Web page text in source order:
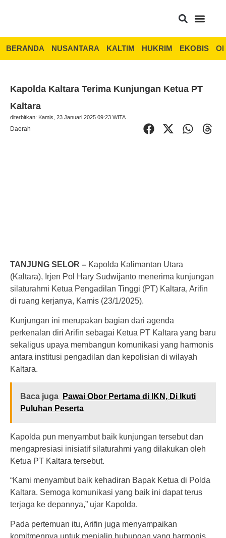
BERANDA NUSANTARA KALTIM HUKRIM EKOBIS
Kapolda Kaltara Terima Kunjungan Ketua PT
Kaltara
diterbitkan: Kamis, 23 Januari 2025 09:23 WITA
Daerah
TANJUNG SELOR – Kapolda Kalimantan Utara
(Kaltara), Irjen Pol Hary Sudwijanto menerima kunjungan
silaturahmi Ketua Pengadilan Tinggi (PT) Kaltara, Arifin
di ruang kerjanya, Kamis (23/1/2025).
Kunjungan ini merupakan bagian dari agenda
perkenalan diri Arifin sebagai Ketua PT Kaltara yang baru
sekaligus upaya membangun komunikasi yang harmonis
antara institusi pengadilan dan kepolisian di wilayah
Kaltara.
Baca juga
Pawai Obor Pertama di IKN, Di Ikuti
Puluhan Peserta
Kapolda pun menyambut baik kunjungan tersebut dan
mengapresiasi inisiatif silaturahmi yang dilakukan oleh
Ketua PT Kaltara tersebut.
“Kami menyambut baik kehadiran Bapak Ketua di Polda
Kaltara. Semoga komunikasi yang baik ini dapat terus
terjaga ke depannya,” ujar Kapolda.
Pada pertemuan itu, Arifin juga menyampaikan
komitmennya untuk menjalin hubungan yang harmonis